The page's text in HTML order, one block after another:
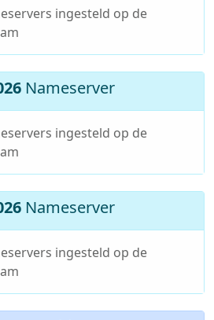
ingesteld op de
Nameserver
ingesteld op de
Nameserver
ingesteld op de